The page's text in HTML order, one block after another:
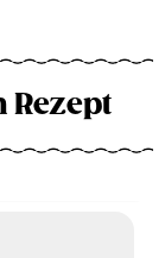
Rezept